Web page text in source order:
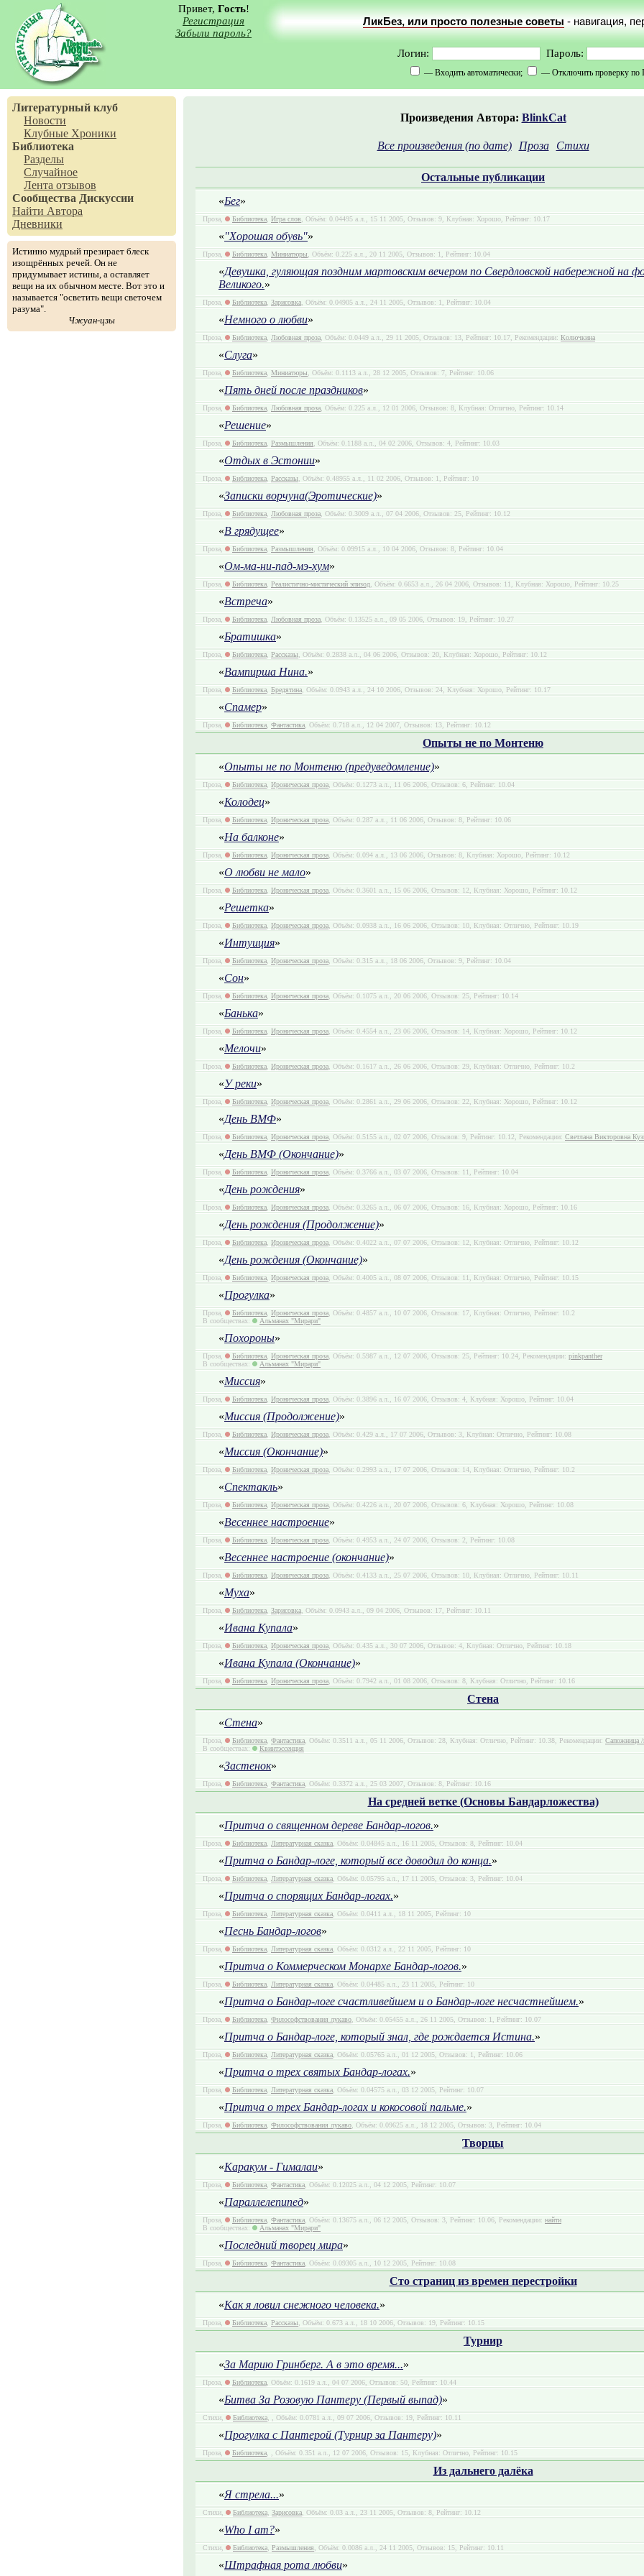
Привет, Гость!
Регистрация
Забыли пароль?
ЛикБез, или просто полезные советы - навигация,
Логин: Пароль:
— Входить автоматически; — Отключить проверку по
Литературный клуб
Новости
Клубные Хроники
Библиотека
Разделы
Случайное
Лента отзывов
Сообщества Дискуссии
Найти Автора
Дневники
Истинно мудрый презирает блеск
изощрённых речей. Он не
придумывает истины, а оставляет
вещи на их обычном месте. Вот это и
называется "осветить вещи светочем
разума".
Чжуан-цзы
Произведения Автора: BlinkCat
Все произведения (по дате) Проза Стихи
Остальные публикации
«Бег»
Проза, Библиотека, Игра слов, Объём: 0.04495 а.л., 15 11 2005, Отзывов: 9, Клубная: Хорошо, Рейтинг: 10.17
«"Хорошая обувь"»
Проза, Библиотека, Миниатюры, Объём: 0.225 а.л., 20 11 2005, Отзывов: 1, Рейтинг: 10.04
«Девушка, гуляющая поздним мартовским вечером по Свердловской набережной на
Великого.»
Проза, Библиотека, Зарисовка, Объём: 0.04905 а.л., 24 11 2005, Отзывов: 1, Рейтинг: 10.04
«Немного о любви»
Проза, Библиотека, Любовная проза, Объём: 0.0449 а.л., 29 11 2005, Отзывов: 13, Рейтинг: 10.17, Рекомендации: Колючкина
«Слуга»
Проза, Библиотека, Миниатюры, Объём: 0.1113 а.л., 28 12 2005, Отзывов: 7, Рейтинг: 10.06
«Пять дней после праздников»
Проза, Библиотека, Любовная проза, Объём: 0.225 а.л., 12 01 2006, Отзывов: 8, Клубная: Отлично, Рейтинг: 10.14
«Решение»
Проза, Библиотека, Размышления, Объём: 0.1188 а.л., 04 02 2006, Отзывов: 4, Рейтинг: 10.03
«Отдых в Эстонии»
Проза, Библиотека, Рассказы, Объём: 0.48955 а.л., 11 02 2006, Отзывов: 1, Рейтинг: 10
«Записки ворчуна(Эротические)»
Проза, Библиотека, Любовная проза, Объём: 0.3009 а.л., 07 04 2006, Отзывов: 25, Рейтинг: 10.12
«В грядущее»
Проза, Библиотека, Размышления, Объём: 0.09915 а.л., 10 04 2006, Отзывов: 8, Рейтинг: 10.04
«Ом-ма-ни-пад-мэ-хум»
Проза, Библиотека, Реалистично-мистический эпизод, Объём: 0.6653 а.л., 26 04 2006, Отзывов: 11, Клубная: Хорошо, Рейтинг: 10.25
«Встреча»
Проза, Библиотека, Любовная проза, Объём: 0.13525 а.л., 09 05 2006, Отзывов: 19, Рейтинг: 10.27
«Братишка»
Проза, Библиотека, Рассказы, Объём: 0.2838 а.л., 04 06 2006, Отзывов: 20, Клубная: Хорошо, Рейтинг: 10.12
«Вампирша Нина.»
Проза, Библиотека, Бредятина, Объём: 0.0943 а.л., 24 10 2006, Отзывов: 24, Клубная: Хорошо, Рейтинг: 10.17
«Спамер»
Проза, Библиотека, Фантастика, Объём: 0.718 а.л., 12 04 2007, Отзывов: 13, Рейтинг: 10.12
Опыты не по Монтеню
«Опыты не по Монтеню (предуведомление)»
Проза, Библиотека, Ироническая проза, Объём: 0.1273 а.л., 11 06 2006, Отзывов: 6, Рейтинг: 10.04
«Колодец»
Проза, Библиотека, Ироническая проза, Объём: 0.287 а.л., 11 06 2006, Отзывов: 8, Рейтинг: 10.06
«На балконе»
Проза, Библиотека, Ироническая проза, Объём: 0.094 а.л., 13 06 2006, Отзывов: 8, Клубная: Хорошо, Рейтинг: 10.12
«О любви не мало»
Проза, Библиотека, Ироническая проза, Объём: 0.3601 а.л., 15 06 2006, Отзывов: 12, Клубная: Хорошо, Рейтинг: 10.12
«Решетка»
Проза, Библиотека, Ироническая проза, Объём: 0.0938 а.л., 16 06 2006, Отзывов: 10, Клубная: Отлично, Рейтинг: 10.19
«Интуиция»
Проза, Библиотека, Ироническая проза, Объём: 0.315 а.л., 18 06 2006, Отзывов: 9, Рейтинг: 10.04
«Сон»
Проза, Библиотека, Ироническая проза, Объём: 0.1075 а.л., 20 06 2006, Отзывов: 25, Рейтинг: 10.14
«Банька»
Проза, Библиотека, Ироническая проза, Объём: 0.4554 а.л., 23 06 2006, Отзывов: 14, Клубная: Хорошо, Рейтинг: 10.12
«Мелочи»
Проза, Библиотека, Ироническая проза, Объём: 0.1617 а.л., 26 06 2006, Отзывов: 29, Клубная: Отлично, Рейтинг: 10.2
«У реки»
Проза, Библиотека, Ироническая проза, Объём: 0.2861 а.л., 29 06 2006, Отзывов: 22, Клубная: Хорошо, Рейтинг: 10.12
«День ВМФ»
Проза, Библиотека, Ироническая проза, Объём: 0.5155 а.л., 02 07 2006, Отзывов: 9, Рейтинг: 10.12, Рекомендации: Светлана Викторовна
«День ВМФ (Окончание)»
Проза, Библиотека, Ироническая проза, Объём: 0.3766 а.л., 03 07 2006, Отзывов: 11, Рейтинг: 10.04
«День рождения»
Проза, Библиотека, Ироническая проза, Объём: 0.3265 а.л., 06 07 2006, Отзывов: 16, Клубная: Хорошо, Рейтинг: 10.16
«День рождения (Продолжение)»
Проза, Библиотека, Ироническая проза, Объём: 0.4022 а.л., 07 07 2006, Отзывов: 12, Клубная: Отлично, Рейтинг: 10.12
«День рождения (Окончание)»
Проза, Библиотека, Ироническая проза, Объём: 0.4005 а.л., 08 07 2006, Отзывов: 11, Клубная: Отлично, Рейтинг: 10.15
«Прогулка»
Проза, Библиотека, Ироническая проза, Объём: 0.4857 а.л., 10 07 2006, Отзывов: 17, Клубная: Отлично, Рейтинг: 10.2
В сообществах:
Альманах "Мирари"
«Похороны»
Проза, Библиотека, Ироническая проза, Объём: 0.5987 а.л., 12 07 2006, Отзывов: 25, Рейтинг: 10.24, Рекомендации: pinkpanther
В сообществах:
Альманах "Мирари"
«Миссия»
Проза, Библиотека, Ироническая проза, Объём: 0.3896 а.л., 16 07 2006, Отзывов: 4, Клубная: Хорошо, Рейтинг: 10.04
«Миссия (Продолжение)»
Проза, Библиотека, Ироническая проза, Объём: 0.429 а.л., 17 07 2006, Отзывов: 3, Клубная: Отлично, Рейтинг: 10.08
«Миссия (Окончание)»
Проза, Библиотека, Ироническая проза, Объём: 0.2993 а.л., 17 07 2006, Отзывов: 14, Клубная: Отлично, Рейтинг: 10.2
«Спектакль»
Проза, Библиотека, Ироническая проза, Объём: 0.4226 а.л., 20 07 2006, Отзывов: 6, Клубная: Хорошо, Рейтинг: 10.08
«Весеннее настроение»
Проза, Библиотека, Ироническая проза, Объём: 0.4953 а.л., 24 07 2006, Отзывов: 2, Рейтинг: 10.08
«Весеннее настроение (окончание)»
Проза, Библиотека, Ироническая проза, Объём: 0.4133 а.л., 25 07 2006, Отзывов: 10, Клубная: Отлично, Рейтинг: 10.11
«Муха»
Проза, Библиотека, Зарисовка, Объём: 0.0943 а.л., 09 04 2006, Отзывов: 17, Рейтинг: 10.11
«Ивана Купала»
Проза, Библиотека, Ироническая проза, Объём: 0.435 а.л., 30 07 2006, Отзывов: 4, Клубная: Отлично, Рейтинг: 10.18
«Ивана Купала (Окончание)»
Проза, Библиотека, Ироническая проза, Объём: 0.7942 а.л., 01 08 2006, Отзывов: 8, Клубная: Отлично, Рейтинг: 10.16
Стена
«Стена»
Проза, Библиотека, Фантастика, Объём: 0.3511 а.л., 05 11 2006, Отзывов: 28, Клубная: Отлично, Рейтинг: 10.38, Рекомендации: Сапожница /
В сообществах:
Квинтэссенция
«Застенок»
Проза, Библиотека, Фантастика, Объём: 0.3372 а.л., 25 03 2007, Отзывов: 8, Рейтинг: 10.16
На средней ветке (Основы Бандарложества)
«Притча о священном дереве Бандар-логов.»
Проза, Библиотека, Литературная сказка, Объём: 0.04845 а.л., 16 11 2005, Отзывов: 8, Рейтинг: 10.04
«Притча о Бандар-логе, который все доводил до конца.»
Проза, Библиотека, Литературная сказка, Объём: 0.05795 а.л., 17 11 2005, Отзывов: 3, Рейтинг: 10.04
«Притча о спорящих Бандар-логах.»
Проза, Библиотека, Литературная сказка, Объём: 0.0411 а.л., 18 11 2005, Рейтинг: 10
«Песнь Бандар-логов»
Проза, Библиотека, Литературная сказка, Объём: 0.0312 а.л., 22 11 2005, Рейтинг: 10
«Притча о Коммерческом Монархе Бандар-логов.»
Проза, Библиотека, Литературная сказка, Объём: 0.04485 а.л., 23 11 2005, Рейтинг: 10
«Притча о Бандар-логе счастливейшем и о Бандар-логе несчастнейшем.»
Проза, Библиотека, Философствования лукаво, Объём: 0.05455 а.л., 26 11 2005, Отзывов: 1, Рейтинг: 10.07
«Притча о Бандар-логе, который знал, где рождается Истина.»
Проза, Библиотека, Литературная сказка, Объём: 0.05765 а.л., 01 12 2005, Отзывов: 1, Рейтинг: 10.06
«Притча о трех святых Бандар-логах.»
Проза, Библиотека, Литературная сказка, Объём: 0.04575 а.л., 03 12 2005, Рейтинг: 10.07
«Притча о трех Бандар-логах и кокосовой пальме.»
Проза, Библиотека, Философствования лукаво, Объём: 0.09625 а.л., 18 12 2005, Отзывов: 3, Рейтинг: 10.04
Творцы
«Каракум - Гималаи»
Проза, Библиотека, Фантастика, Объём: 0.12025 а.л., 04 12 2005, Рейтинг: 10.07
«Параллелепипед»
Проза, Библиотека, Фантастика, Объём: 0.13675 а.л., 06 12 2005, Отзывов: 3, Рейтинг: 10.06, Рекомендации: найти
В сообществах:
Альманах "Мирари"
«Последний творец мира»
Проза, Библиотека, Фантастика, Объём: 0.09305 а.л., 10 12 2005, Рейтинг: 10.08
Сто страниц из времен перестройки
«Как я ловил снежного человека.»
Проза, Библиотека, Рассказы, Объём: 0.673 а.л., 18 10 2006, Отзывов: 19, Рейтинг: 10.15
Турнир
«За Марию Гринберг. А в это время...»
Проза, Библиотека, Объём: 0.1619 а.л., 04 07 2006, Отзывов: 50, Рейтинг: 10.44
«Битва За Розовую Пантеру (Первый выпад)»
Стихи, Библиотека, , Объём: 0.0781 а.л., 09 07 2006, Отзывов: 19, Рейтинг: 10.11
«Прогулка с Пантерой (Турнир за Пантеру)»
Проза, Библиотека, , Объём: 0.351 а.л., 12 07 2006, Отзывов: 15, Клубная: Отлично, Рейтинг: 10.15
Из дальнего далёка
«Я стрела...»
Стихи, Библиотека, Зарисовка, Объём: 0.03 а.л., 23 11 2005, Отзывов: 8, Рейтинг: 10.12
«Who I am?»
Стихи, Библиотека, Размышления, Объём: 0.0086 а.л., 24 11 2005, Отзывов: 15, Рейтинг: 10.11
«Штрафная рота любви»